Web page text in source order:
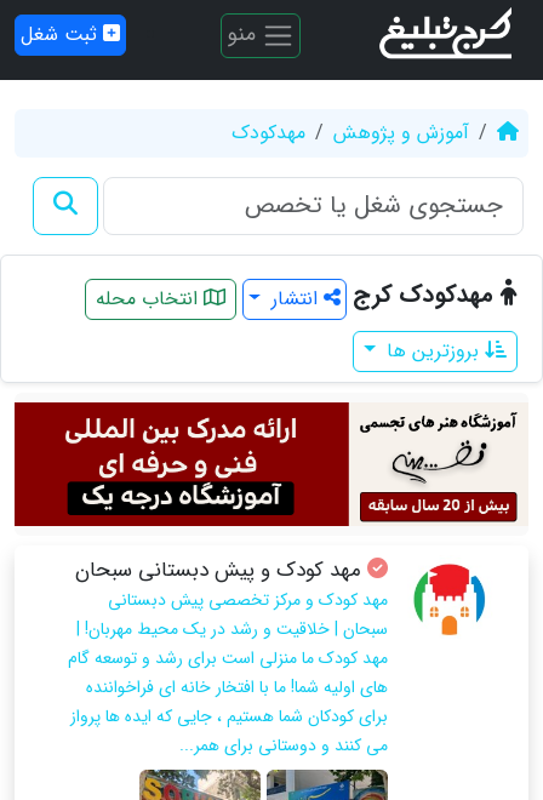
منو ثبت شغل
آموزش و پژوهش مهدکودک
مهدکودک کرج انتشار
انتخاب محله
بروزترین ها
مهد کودک و پیش دبستانی سبحان
مهد کودک و مرکز تخصصی پیش دبستانی
سبحان | خلاقیت و رشد در یک محیط مهربان! |
مهد کودک ما منزلی است برای رشد و توسعه گام
های اولیه شما! ما با افتخار خانه ای فراخواننده
برای کودکان شما هستیم ، جایی که ایده ها پرواز
می کنند و دوستانی برای همر...